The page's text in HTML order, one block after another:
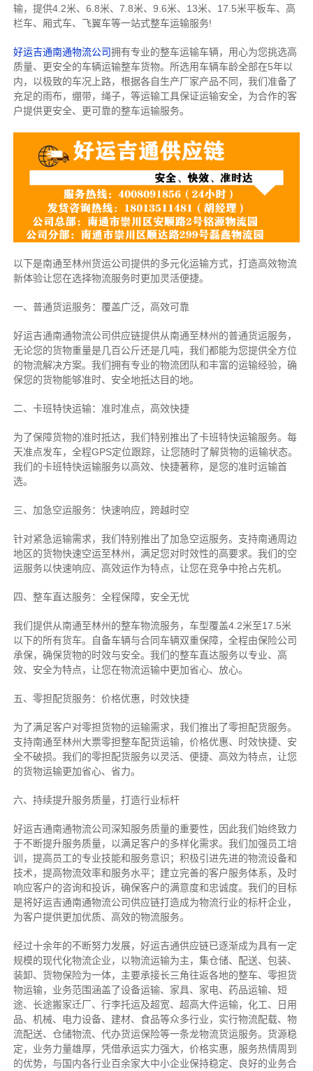
输， 提供4.2米、6.8米、7.8米、9.6米、13米、17.5米平板车、高
栏车、厢式车、飞翼车等一站式整车运输服务!
好运吉通南通物流公司拥有专业的整车运输车辆，用心为您挑选高
质量、更安全的车辆运输整车货物。所选用车辆车龄全部在5年以
内，以极致的车况上路，根据各自生产厂家产品不同，我们准备了
充足的雨布，绷带，绳子，等运输工具保证运输安全，为合作的客
户提供更安全、更可靠的整车运输服务。
以下是南通至林州货运公司提供的多元化运输方式，打造高效物流
新体验让您在选择物流服务时更加灵活便捷。
一、普通货运服务：覆盖广泛，高效可靠
好运吉通南通物流公司供应链提供从南通至林州的普通货运服务，
无论您的货物重量是几百公斤还是几吨，我们都能为您提供全方位
的物流解决方案。我们拥有专业的物流团队和丰富的运输经验，确
保您的货物能够准时、安全地抵达目的地。
二、卡班特快运输：准时准点，高效快捷
为了保障货物的准时抵达，我们特别推出了卡班特快运输服务。每
天准点发车，全程GPS定位跟踪，让您随时了解货物的运输状态。
我们的卡班特快运输服务以高效、快捷著称，是您的准时运输首
选。
三、加急空运服务：快速响应，跨越时空
针对紧急运输需求，我们特别推出了加急空运服务。支持南通周边
地区的货物快速空运至林州，满足您对时效性的高要求。我们的空
运服务以快速响应、高效运作为特点，让您在竞争中抢占先机。
四、整车直达服务：全程保障，安全无忧
我们提供从南通至林州的整车物流服务，车型覆盖4.2米至17.5米
以下的所有货车。自备车辆与合同车辆双重保障，全程由保险公司
承保，确保货物的时效与安全。我们的整车直达服务以专业、高
效、安全为特点，让您在物流运输中更加省心、放心。
五、零担配货服务：价格优惠，时效快捷
为了满足客户对零担货物的运输需求，我们推出了零担配货服务。
支持南通至林州大票零担整车配货运输，价格优惠、时效快捷、安
全不破损。我们的零担配货服务以灵活、便捷、高效为特点，让您
的货物运输更加省心、省力。
六、持续提升服务质量，打造行业标杆
好运吉通南通物流公司深知服务质量的重要性，因此我们始终致力
于不断提升服务质量，以满足客户的多样化需求。我们加强员工培
训，提高员工的专业技能和服务意识；积极引进先进的物流设备和
技术，提高物流效率和服务水平；建立完善的客户服务体系，及时
响应客户的咨询和投诉，确保客户的满意度和忠诚度。我们的目标
是将好运吉通南通物流公司供应链打造成为物流行业的标杆企业，
为客户提供更加优质、高效的物流服务。
经过十余年的不断努力发展，好运吉通供应链已逐渐成为具有一定
规模的现代化物流企业，以物流运输为主，集仓储、配送、包装、
装卸、货物保险为一体，主要承接长三角往返各地的整车、零担货
物运输，业务范围涵盖了设备运输、家具、家电、药品运输、短
途、长途搬家迁厂、行李托运及超宽、超高大件运输，化工、日用
品、机械、电力设备、建材、食品等众多行业，实行物流配载、物
流配送、仓储物流、代办货运保险等一条龙物流货运服务。货源稳
定，业务力量雄厚，凭借承运实力强大，价格实惠，服务热情周到
的优势，与国内各行业百余家大中小企业保持稳定、良好的业务合